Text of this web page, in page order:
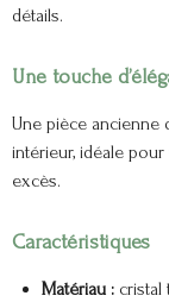
détails.
Une touche
Une pièce
intérieur, idéale
excès.
Caractéristiques
Matériau :cristal